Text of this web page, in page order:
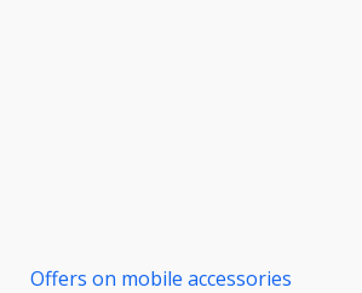
Offers on mobile accessories